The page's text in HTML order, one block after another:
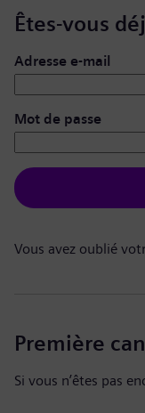
Êtes-vous
Se connecter : nom
Adresse e-mail
Mot de passe
Vous avez oublié
Première
Si vous n’êtes pas